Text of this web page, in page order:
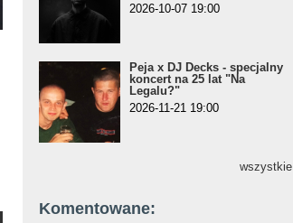
2026-10-07 19:00
Peja x DJ Decks - specjalny
koncert na 25 lat "Na
Legalu?"
2026-11-21 19:00
wszystkie
Komentowane: